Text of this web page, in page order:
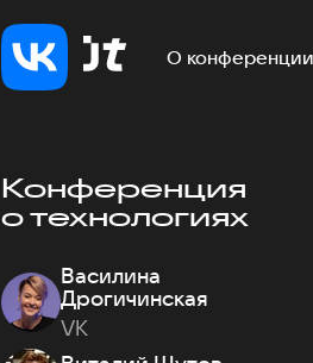
О конференции
Конференция
о технологиях
Василина
Дрогичинская
VK